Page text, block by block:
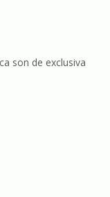
son de exclusiva